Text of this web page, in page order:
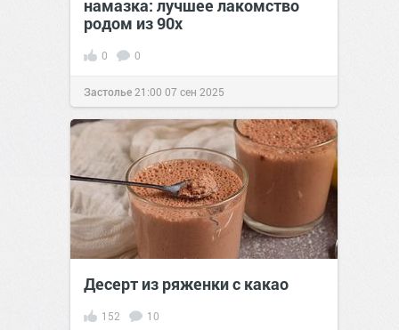
намазка: лучшее лакомство
родом из 90х
0 0
Застолье 21:00 07 сен 2025
Десерт из ряженки с какао
152 10